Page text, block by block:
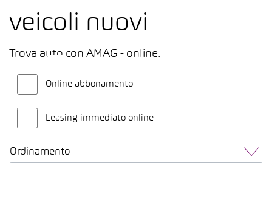
veicoli nuovi
Trova auto con AMAG - online.
Online abbonamento
Leasing immediato online
Ordinamento